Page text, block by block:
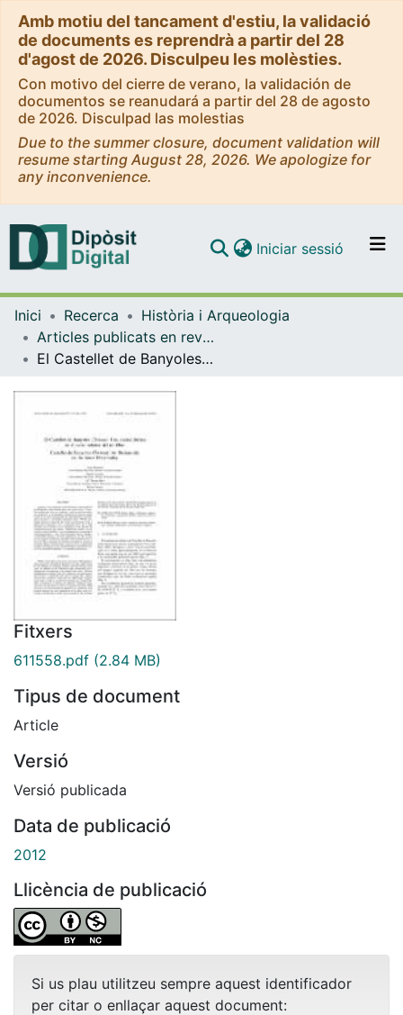
Amb motiu del tancament d'estiu, la validació
de documents es reprendrà a partir del 28
d'agost de 2026. Disculpeu les molèsties.
Con motivo del cierre de verano, la validación de
documentos se reanudará a partir del 28 de agosto
de 2026. Disculpad las molestias
Due to the summer closure, document validation will
resume starting August 28, 2026. We apologize for
any inconvenience.
Navega per tot el DD
Iniciar sessió (current)
Inici Recerca
Història i Arqueologia
Articles publicats en revistes (Història i Arqueologia)
El Castellet de Banyoles (Tivissa): Una ciudad ibérica en el curso inferior del río Ebro
Fitxers
611558.pdf (2.84 MB)
Tipus de document
Article
Versió
Versió publicada
Data de publicació
2012
Llicència de publicació
Si us plau utilitzeu sempre aquest identificador
per citar o enllaçar aquest document: